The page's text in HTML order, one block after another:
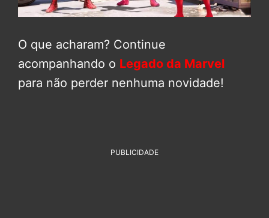
O que acharam? Continue
acompanhando o Legado da Marvel
para não perder nenhuma novidade!
PUBLICIDADE